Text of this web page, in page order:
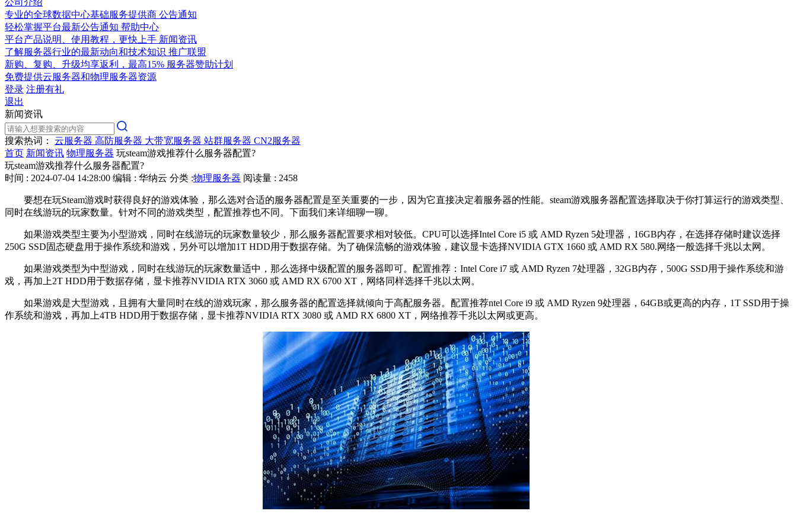
公司介绍
专业的全球数据中心基础服务提供商 公告通知
轻松掌握平台最新公告通知 帮助中心
平台产品说明、使用教程，更快上手 新闻资讯
了解服务器行业的最新动向和技术知识 推广联盟
新购、复购、升级均享返利，最高15% 服务器赞助计划
免费提供云服务器和物理服务器资源
登录 注册有礼
退出
新闻资讯
搜索热词： 云服务器 高防服务器 大带宽服务器 站群服务器 CN2服务器
首页 新闻资讯 物理服务器 玩steam游戏推荐什么服务器配置?
玩steam游戏推荐什么服务器配置?
时间 : 2024-07-04 14:28:00 编辑 : 华纳云 分类 :物理服务器 阅读量 : 2458
要想在玩Steam游戏时获得良好的游戏体验，那么选对合适的服务器配置是至关重要的一步，因为它直接决定着服务器的性能。steam游戏服务器配置选择取决于你打算运行的游戏类型、
同时在线游玩的玩家数量。针对不同的游戏类型，配置推荐也不同。下面我们来详细聊一聊。
如果游戏类型主要为小型游戏，同时在线游玩的玩家数量较少，那么服务器配置要求相对较低。CPU可以选择Intel Core i5 或 AMD Ryzen 5处理器，16GB内存，在选择存储时建议选择
250G SSD固态硬盘用于操作系统和游戏，另外可以增加1T HDD用于数据存储。为了确保流畅的游戏体验，建议显卡选择NVIDIA GTX 1660 或 AMD RX 580.网络一般选择千兆以太网。
如果游戏类型为中型游戏，同时在线游玩的玩家数量适中，那么选择中级配置的服务器即可。配置推荐：Intel Core i7 或 AMD Ryzen 7处理器，32GB内存，500G SSD用于操作系统和游
戏，再加上2T HDD用于数据存储，显卡推荐NVIDIA RTX 3060 或 AMD RX 6700 XT，网络同样选择千兆以太网。
如果游戏是大型游戏，且拥有大量同时在线的游戏玩家，那么服务器的配置选择就倾向于高配服务器。配置推荐ntel Core i9 或 AMD Ryzen 9处理器，64GB或更高的内存，1T SSD用于操
作系统和游戏，再加上4TB HDD用于数据存储，显卡推荐NVIDIA RTX 3080 或 AMD RX 6800 XT，网络推荐千兆以太网或更高。